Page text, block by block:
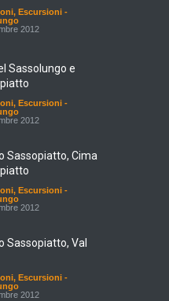
, Escursioni -
2012
Sassolungo e
, Escursioni -
2012
Sassopiatto, Cima
, Escursioni -
2012
Sassopiatto, Val
, Escursioni -
2012